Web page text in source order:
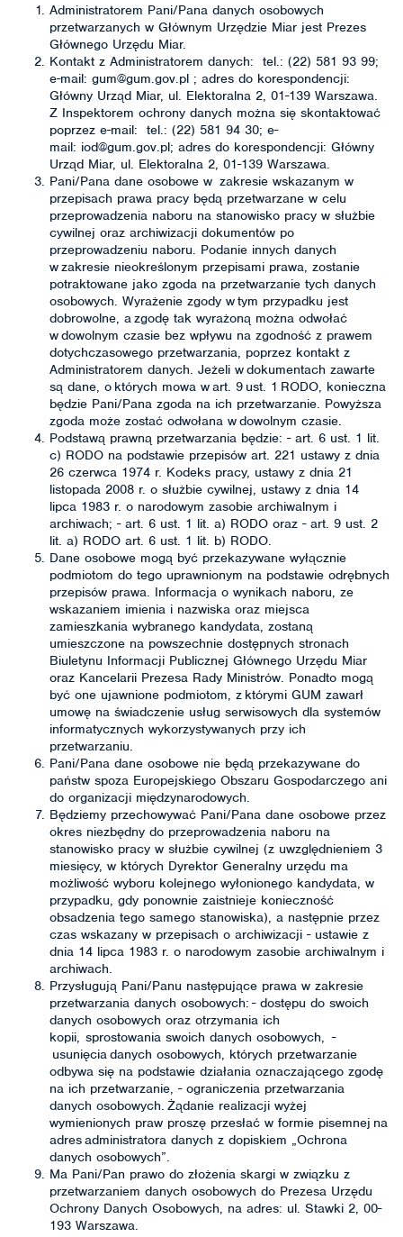
Administratorem Pani/Pana danych osobowych
przetwarzanych w Głównym Urzędzie Miar jest Prezes
Głównego Urzędu Miar.
Kontakt z Administratorem danych: tel.: (22) 581 93 99;
e-mail: gum@gum.gov.pl ; adres do korespondencji:
Główny Urząd Miar, ul. Elektoralna 2, 01-139 Warszawa.
Z Inspektorem ochrony danych można się skontaktować
poprzez e-mail: tel.: (22) 581 94 30; e-
mail: iod@gum.gov.pl; adres do korespondencji: Główny
Urząd Miar, ul. Elektoralna 2, 01-139 Warszawa.
Pani/Pana dane osobowe w zakresie wskazanym w
przepisach prawa pracy będą przetwarzane w celu
przeprowadzenia naboru na stanowisko pracy w służbie
cywilnej oraz archiwizacji dokumentów po
przeprowadzeniu naboru. Podanie innych danych
w zakresie nieokreślonym przepisami prawa, zostanie
potraktowane jako zgoda na przetwarzanie tych danych
osobowych. Wyrażenie zgody w tym przypadku jest
dobrowolne, a zgodę tak wyrażoną można odwołać
w dowolnym czasie bez wpływu na zgodność z prawem
dotychczasowego przetwarzania, poprzez kontakt z
Administratorem danych. Jeżeli w dokumentach zawarte
są dane, o których mowa w art. 9 ust. 1 RODO, konieczna
będzie Pani/Pana zgoda na ich przetwarzanie. Powyższa
zgoda może zostać odwołana w dowolnym czasie.
Podstawą prawną przetwarzania będzie: - art. 6 ust. 1 lit.
c) RODO na podstawie przepisów art. 221 ustawy z dnia
26 czerwca 1974 r. Kodeks pracy, ustawy z dnia 21
listopada 2008 r. o służbie cywilnej, ustawy z dnia 14
lipca 1983 r. o narodowym zasobie archiwalnym i
archiwach; - art. 6 ust. 1 lit. a) RODO oraz - art. 9 ust. 2
lit. a) RODO art. 6 ust. 1 lit. b) RODO.
Dane osobowe mogą być przekazywane wyłącznie
podmiotom do tego uprawnionym na podstawie odrębnych
przepisów prawa. Informacja o wynikach naboru, ze
wskazaniem imienia i nazwiska oraz miejsca
zamieszkania wybranego kandydata, zostaną
umieszczone na powszechnie dostępnych stronach
Biuletynu Informacji Publicznej Głównego Urzędu Miar
oraz Kancelarii Prezesa Rady Ministrów. Ponadto mogą
być one ujawnione podmiotom, z którymi GUM zawarł
umowę na świadczenie usług serwisowych dla systemów
informatycznych wykorzystywanych przy ich
przetwarzaniu.
Pani/Pana dane osobowe nie będą przekazywane do
państw spoza Europejskiego Obszaru Gospodarczego ani
do organizacji międzynarodowych.
Będziemy przechowywać Pani/Pana dane osobowe przez
okres niezbędny do przeprowadzenia naboru na
stanowisko pracy w służbie cywilnej (z uwzględnieniem 3
miesięcy, w których Dyrektor Generalny urzędu ma
możliwość wyboru kolejnego wyłonionego kandydata, w
przypadku, gdy ponownie zaistnieje konieczność
obsadzenia tego samego stanowiska), a następnie przez
czas wskazany w przepisach o archiwizacji - ustawie z
dnia 14 lipca 1983 r. o narodowym zasobie archiwalnym i
archiwach.
Przysługują Pani/Panu następujące prawa w zakresie
przetwarzania danych osobowych: - dostępu do swoich
danych osobowych oraz otrzymania ich
kopii, sprostowania swoich danych osobowych, -
usunięcia danych osobowych, których przetwarzanie
odbywa się na podstawie działania oznaczającego zgodę
na ich przetwarzanie, - ograniczenia przetwarzania
danych osobowych. Żądanie realizacji wyżej
wymienionych praw proszę przesłać w formie pisemnej na
adres administratora danych z dopiskiem „Ochrona
danych osobowych”.
Ma Pani/Pan prawo do złożenia skargi w związku z
przetwarzaniem danych osobowych do Prezesa Urzędu
Ochrony Danych Osobowych, na adres: ul. Stawki 2, 00-
193 Warszawa.